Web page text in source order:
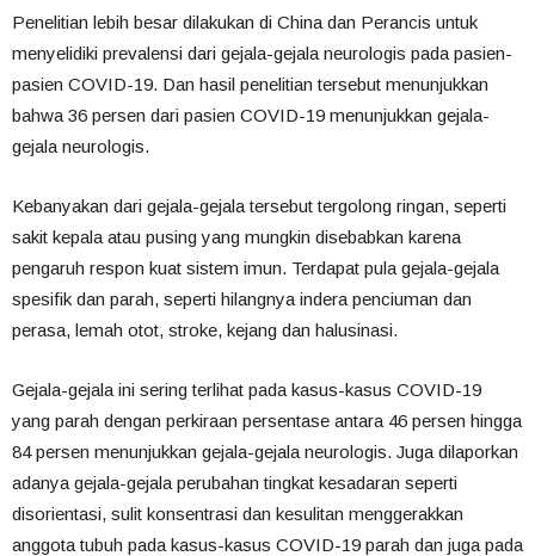
Penelitian lebih besar dilakukan di China dan Perancis untuk
menyelidiki prevalensi dari gejala-gejala neurologis pada pasien-
pasien COVID-19. Dan hasil penelitian tersebut menunjukkan
bahwa 36 persen dari pasien COVID-19 menunjukkan gejala-
gejala neurologis.
Kebanyakan dari gejala-gejala tersebut tergolong ringan, seperti
sakit kepala atau pusing yang mungkin disebabkan karena
pengaruh respon kuat sistem imun. Terdapat pula gejala-gejala
spesifik dan parah, seperti hilangnya indera penciuman dan
perasa, lemah otot, stroke, kejang dan halusinasi.
Gejala-gejala ini sering terlihat pada kasus-kasus COVID-19
yang parah dengan perkiraan persentase antara 46 persen hingga
84 persen menunjukkan gejala-gejala neurologis. Juga dilaporkan
adanya gejala-gejala perubahan tingkat kesadaran seperti
disorientasi, sulit konsentrasi dan kesulitan menggerakkan
anggota tubuh pada kasus-kasus COVID-19 parah dan juga pada